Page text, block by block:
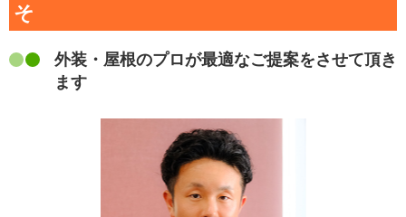
そ
外装・屋根のプロが最適なご提案をさせて頂き
ます